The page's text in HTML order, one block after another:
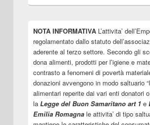
NOTA INFORMATIVA L’attivita’
regolamentato dallo statuto
aderente al terzo settore. Secondo gli
dona alimenti, prodotti per l’igiene e
contrasto a fenomeni di povertà
donazioni avvengono in modo saltuario
alimentari reperite dai vari enti donatori
la Legge del Buon Samaritano art 1 e
Emilia Romagna le attivita’ di tipo